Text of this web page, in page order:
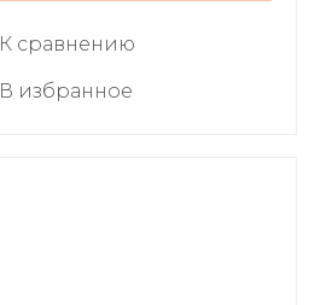
К сравнению
В избранное